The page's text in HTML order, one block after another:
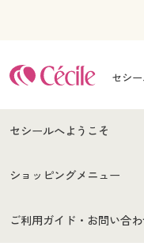
セシ
セシールへようこそ
はじめての方へ
セシールご利用規約
ショッピングメニュー
商品カテゴリ
ご利用ガイド・お問い合